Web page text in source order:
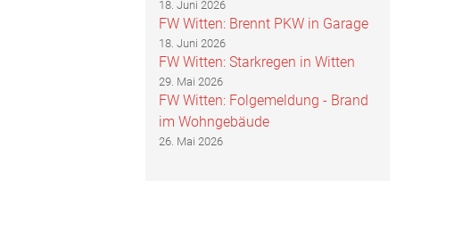
18. Juni 2026
FW Witten: Brennt PKW in Garage
18. Juni 2026
FW Witten: Starkregen in Witten
29. Mai 2026
FW Witten: Folgemeldung - Brand
im Wohngebäude
26. Mai 2026